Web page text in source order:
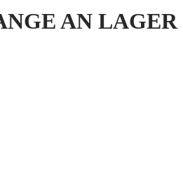
AN LAGER